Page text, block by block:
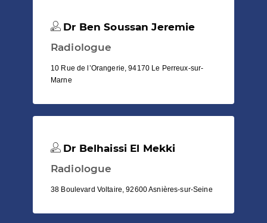
Dr Ben Soussan Jeremie
Radiologue
10 Rue de l’Orangerie, 94170 Le Perreux-sur-
Marne
Dr Belhaissi El Mekki
Radiologue
38 Boulevard Voltaire, 92600 Asnières-sur-Seine